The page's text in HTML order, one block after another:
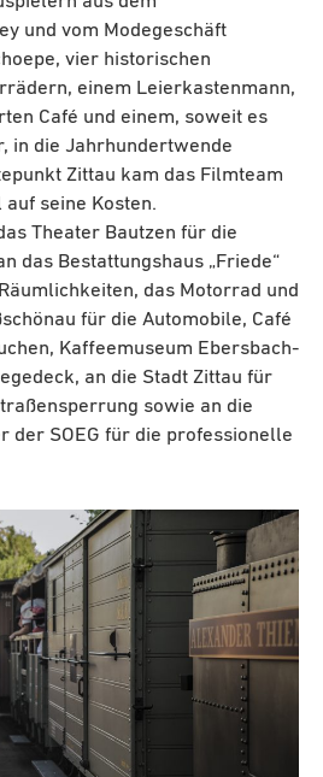
und vom Modegeschäft
vier historischen
einem Leierkastenmann,
Café und einem, soweit es
in die Jahrhundertwende
Zittau kam das Filmteam
seine Kosten.
Theater Bautzen für die
das Bestattungshaus „Friede“
das Motorrad und
für die Automobile, Café
Kaffeemuseum Ebersbach-
an die Stadt Zittau für
sowie an die
der SOEG für die professionelle